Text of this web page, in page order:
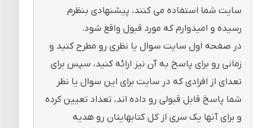
سایت شما استفاده می کنند، پیشنهادی بنظرم
رسیده و امیدوارم که مورد قبول واقع شود.
در صفحه اول سایت سوال یا نظری رو مطرح کنید و
زمانی رو برای پاسخ به آن نیز ارائه کنید، سپس برای
تعدای از افرادی که در سایت برای این سوال یا نظر
شما پاسخ قابل قبولی رو داده اند، تعداد تعیین کرده
و برای آنها یک سری از کل کتابهایتان رو هدیه